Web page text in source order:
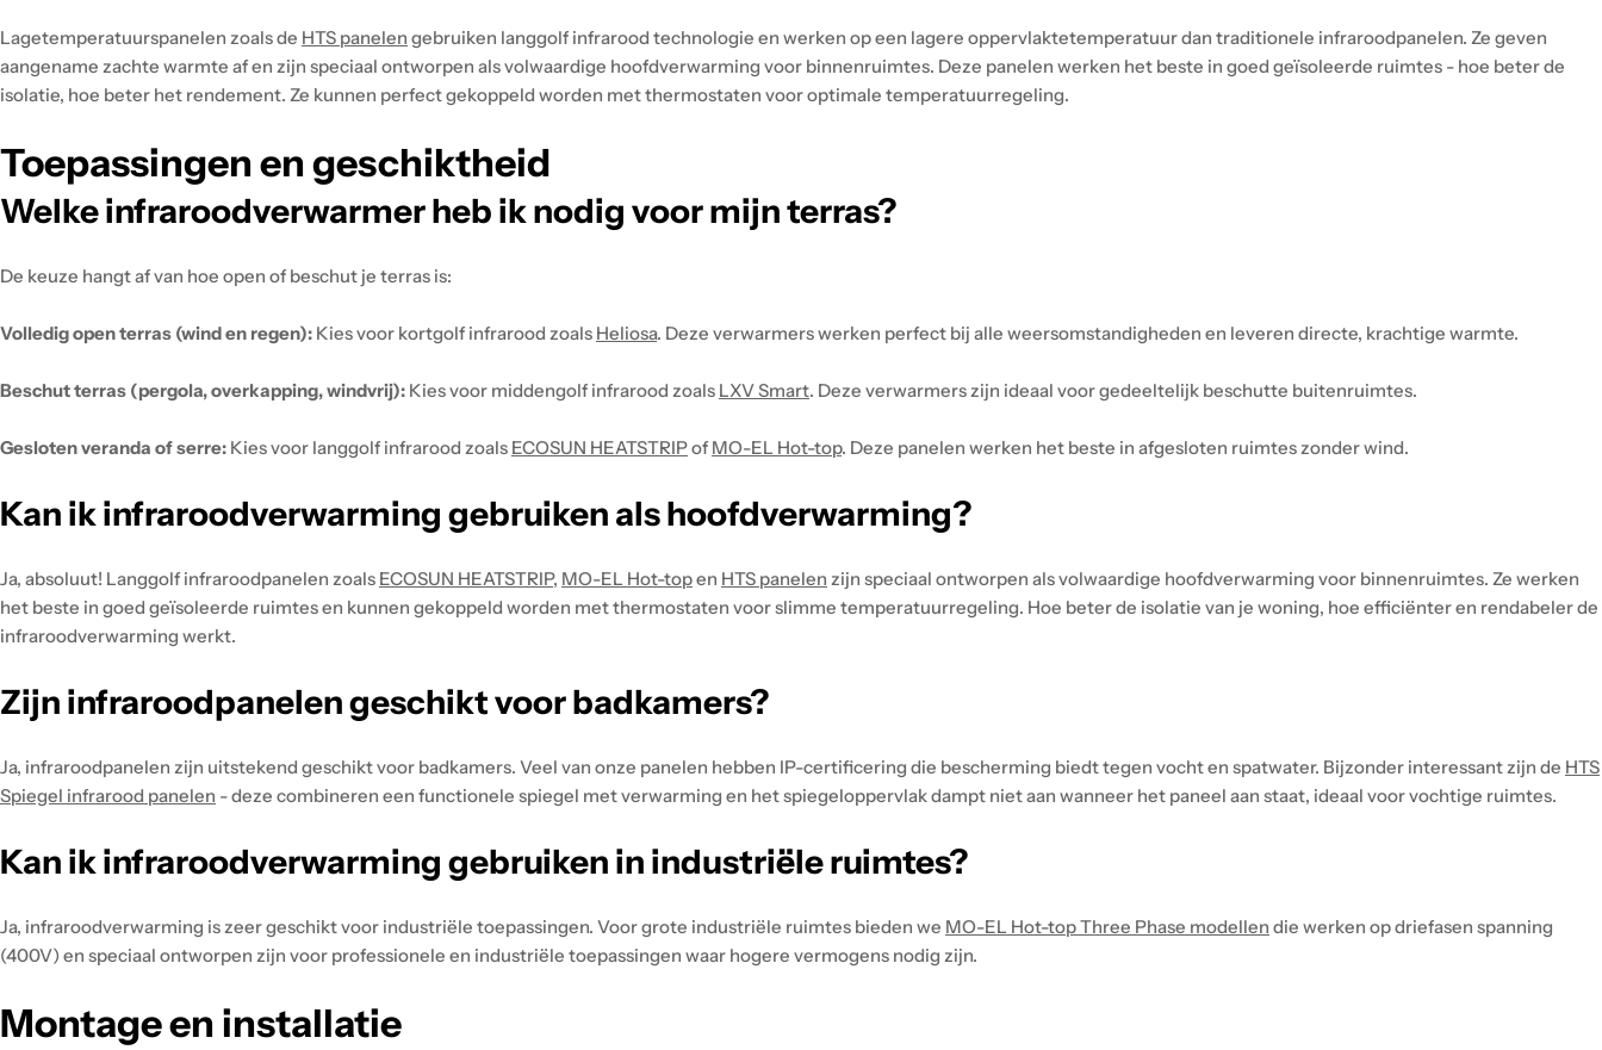
Lagetemperatuurspanelen zoals de HTS panelen gebruiken langgolf infrarood technologie en werken op een lagere oppervlaktetemperatuur dan traditionele infraroodpanelen. Ze geven
aangename zachte warmte af en zijn speciaal ontworpen als volwaardige hoofdverwarming voor binnenruimtes. Deze panelen werken het beste in goed geïsoleerde ruimtes - hoe beter de
isolatie, hoe beter het rendement. Ze kunnen perfect gekoppeld worden met thermostaten voor optimale temperatuurregeling.
Toepassingen en geschiktheid
Welke infraroodverwarmer heb ik nodig voor mijn terras?
De keuze hangt af van hoe open of beschut je terras is:
Volledig open terras (wind en regen): Kies voor kortgolf infrarood zoals Heliosa. Deze verwarmers werken perfect bij alle weersomstandigheden en leveren directe, krachtige warmte.
Beschut terras (pergola, overkapping, windvrij): Kies voor middengolf infrarood zoals LXV Smart. Deze verwarmers zijn ideaal voor gedeeltelijk beschutte buitenruimtes.
Gesloten veranda of serre: Kies voor langgolf infrarood zoals ECOSUN HEATSTRIPofMO-EL Hot-top. Deze panelen werken het beste in afgesloten ruimtes zonder wind.
Kan ik infraroodverwarming gebruiken als hoofdverwarming?
Ja, absoluut! Langgolf infraroodpanelen zoals ECOSUN HEATSTRIP, MO-EL Hot-topen HTS panelen zijn speciaal ontworpen als volwaardige hoofdverwarming voor binnenruimtes. Ze werken
het beste in goed geïsoleerde ruimtes en kunnen gekoppeld worden met thermostaten voor slimme temperatuurregeling. Hoe beter de isolatie van je woning, hoe efficiënter en rendabeler de
infraroodverwarming werkt.
Zijn infraroodpanelen geschikt voor badkamers?
Ja, infraroodpanelen zijn uitstekend geschikt voor badkamers. Veel van onze panelen hebben IP-certificering die bescherming biedt tegen vocht en spatwater. Bijzonder interessant zijn de HTS
Spiegel infrarood panelen - deze combineren een functionele spiegel met verwarming en het spiegeloppervlak dampt niet aan wanneer het paneel aan staat, ideaal voor vochtige ruimtes.
Kan ik infraroodverwarming gebruiken in industriële ruimtes?
Ja, infraroodverwarming is zeer geschikt voor industriële toepassingen. Voor grote industriële ruimtes bieden we MO-EL Hot-top Three Phase modellen die werken op driefasen spanning
(400V) en speciaal ontworpen zijn voor professionele en industriële toepassingen waar hogere vermogens nodig zijn.
Montage en installatie